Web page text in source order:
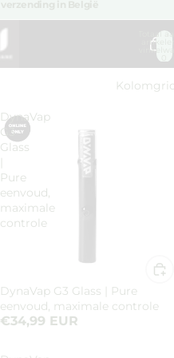
Totaal
DynaVap
G3
Glass
Pure
eenvoud,
maximale
controle
DynaVap G3 Glass | Pure
eenvoud, maximale controle
€34,99 EUR